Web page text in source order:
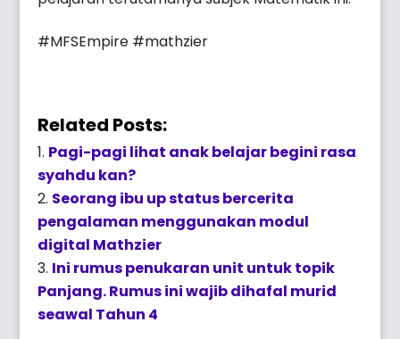
#MFSEmpire #mathzier
Related Posts:
Pagi-pagi lihat anak belajar begini rasa
syahdu kan?
Seorang ibu up status bercerita
pengalaman menggunakan modul
digital Mathzier
Ini rumus penukaran unit untuk topik
Panjang. Rumus ini wajib dihafal murid
seawal Tahun 4